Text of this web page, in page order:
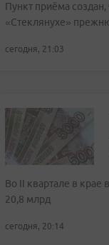
Пункт приёма
«Стеклянухе»
сегодня, 21:03
Во II квартале в крае
20,8 млрд
сегодня, 20:14